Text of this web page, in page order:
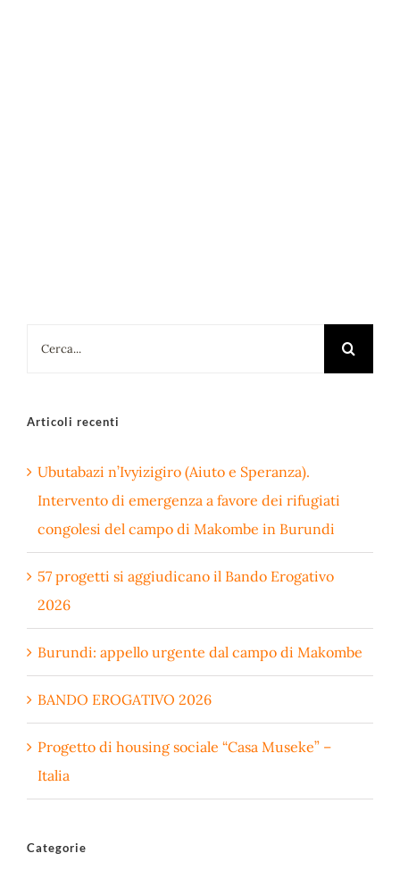
Articoli recenti
Ubutabazi n’Ivyizigiro (Aiuto e Speranza).
Intervento di emergenza a favore dei rifugiati
congolesi del campo di Makombe in Burundi
57 progetti si aggiudicano il Bando Erogativo
2026
Burundi: appello urgente dal campo di Makombe
BANDO EROGATIVO 2026
Progetto di housing sociale “Casa Museke” –
Italia
Categorie